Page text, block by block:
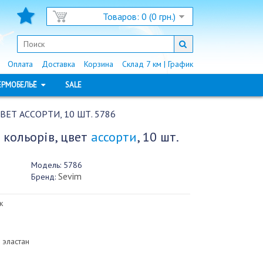
Товаров: 0 (0 грн.)
Склад 7 км | График
Корзина
Доставка
Оплата
SALE
АССОРТИ, 10 ШТ. 5786
цвет ассорти, 10 шт.
Модель:5786
Бренд: Sevim